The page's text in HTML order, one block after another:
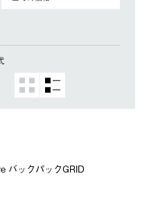
バックパックGRID